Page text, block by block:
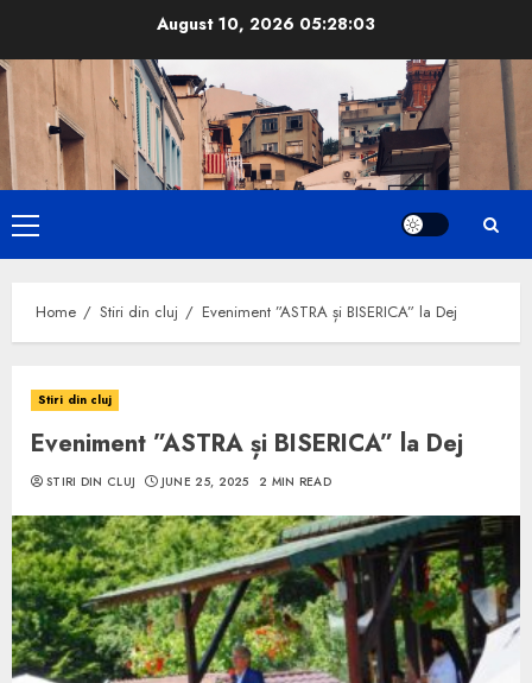
content
August 10, 2026 05:28:04
Primary
Menu
Home Stiri din cluj Eveniment ”ASTRA și BISERICA” la Dej
Stiri din cluj
Eveniment ”ASTRA și BISERICA” la Dej
STIRI DIN CLUJ JUNE 25, 2025 2 MIN READ